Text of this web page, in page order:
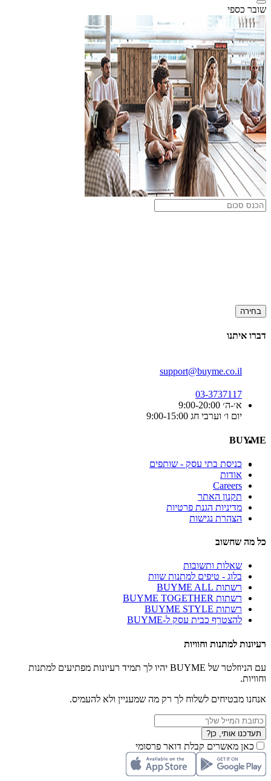
שובר כספי
בחירה
דברו איתנו
support@buyme.co.il
03-3737117
א׳-ה׳ 9:00-20:00
יום ו׳ וערבי חג 9:00-15:00
BUYME
כניסת בתי עסק - שותפים
אודות
Careers
תקנון האתר
מדיניות הגנת פרטיות
הצהרת נגישות
כל מה שחשוב
שאלות ותשובות
בלוג - טיפים למתנות שוות
רשתות BUYME ALL
רשתות BUYME TOGETHER
רשתות BUYME STYLE
להצטרף כבית עסק ל-BUYME
רעיונות למתנות וחוויות
עם הניוזלטר של BUYME יהיו לך תמיד רעיונות מפתיעים למתנות
וחוויות.
אנחנו מבטיחים לשלוח לך רק מה שמעניין ולא להעמיס.
תעדכנו אותי, כן?
כאן מאשרים קבלת דואר פרסומי